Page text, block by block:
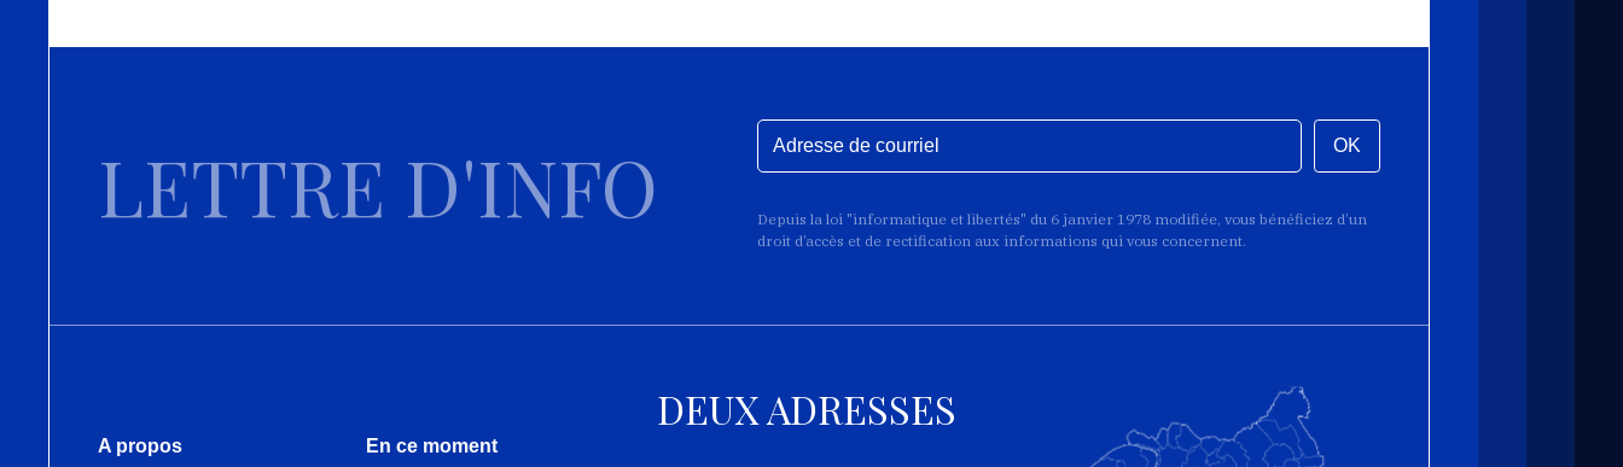
LETTRE D'INFO OK
Depuis la loi "informatique et libertés" du 6 janvier 1978 modifiée, vous bénéficiez d’un
droit d’accès et de rectification aux informations qui vous concernent.
A propos En ce moment
DEUX ADRESSES